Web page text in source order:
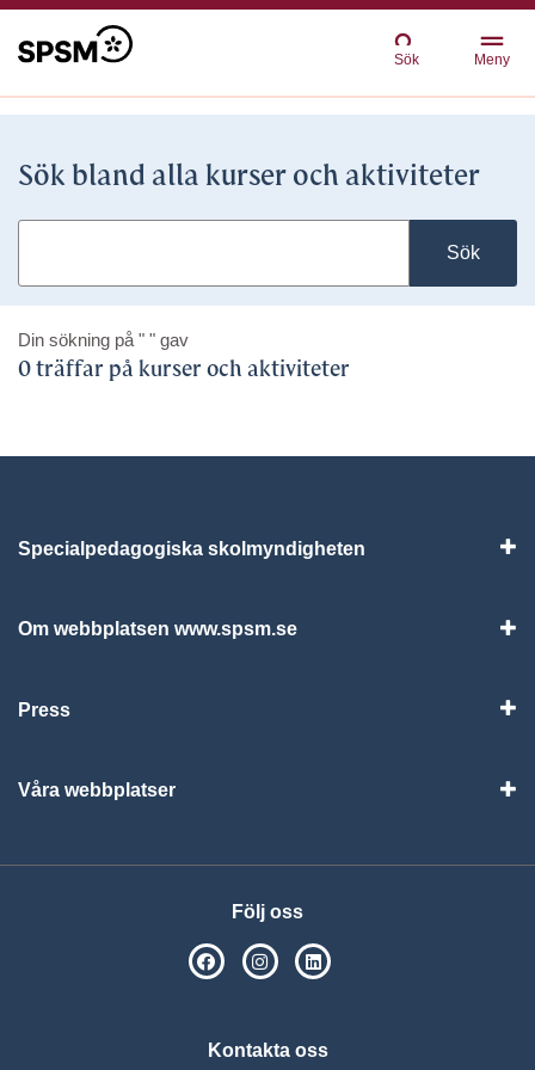
Sök Meny
Sök bland alla kurser och aktiviteter
Sök
Din sökning på " " gav
0 träffar på kurser och aktiviteter
Specialpedagogiska skolmyndigheten
Om webbplatsen www.spsm.se
Press
Våra webbplatser
Följ oss
SPSM på Facebook
SPSM på Instagram
Kontakta oss